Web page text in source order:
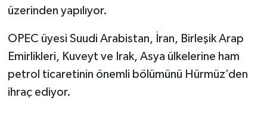
üzerinden yapılıyor.
OPEC üyesi Suudi Arabistan, İran, Birleşik Arap
Emirlikleri, Kuveyt ve Irak, Asya ülkelerine ham
petrol ticaretinin önemli bölümünü Hürmüz’den
ihraç ediyor.